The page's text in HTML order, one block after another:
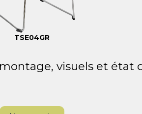
TSE04GR
visuels et